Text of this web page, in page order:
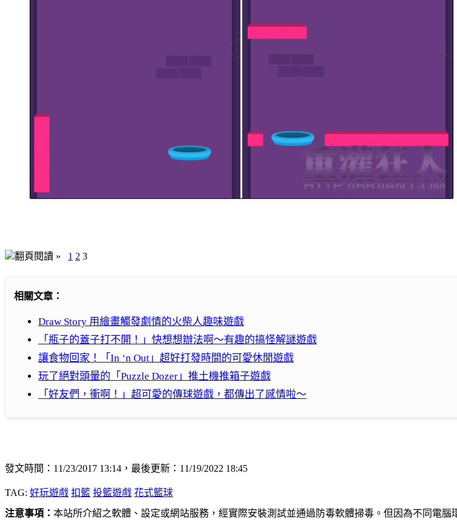
翻頁閱讀 » 1 2 3
相關文章：
Draw Story 用繪畫觸發劇情的火柴人趣味遊戲
「瓶子的蓋子打不開！」快想想辦法啊～有趣的搞怪解謎遊戲
讓食物回家！「In ‘n Out」超好打發時間的可愛休閒遊戲
玩了絕對頭暈的「Puzzle Dozer」推土機推箱子遊戲
「好友們，衝啊！」超可愛的傳球遊戲，都傳出了感情啦～
發文時間：11/23/2017 13:14，最後更新：11/19/2022 18:45
TAG: 好玩遊戲 扣籃 投籃遊戲 花式籃球
注意事項： 本站所介紹之軟體、設定或網站服務，經實際安裝測試並通過防毒軟體掃毒。但因為不同電